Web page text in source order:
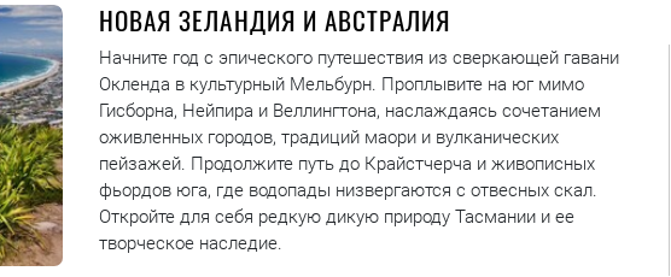
НОВАЯ ЗЕЛАНДИЯ И АВСТРАЛИЯ
Начните год с эпического путешествия из сверкающей гавани
Окленда в культурный Мельбурн. Проплывите на юг мимо
Гисборна, Нейпира и Веллингтона, наслаждаясь сочетанием
оживленных городов, традиций маори и вулканических
пейзажей. Продолжите путь до Крайстчерча и живописных
фьордов юга, где водопады низвергаются с отвесных скал.
Откройте для себя редкую дикую природу Тасмании и ее
творческое наследие.